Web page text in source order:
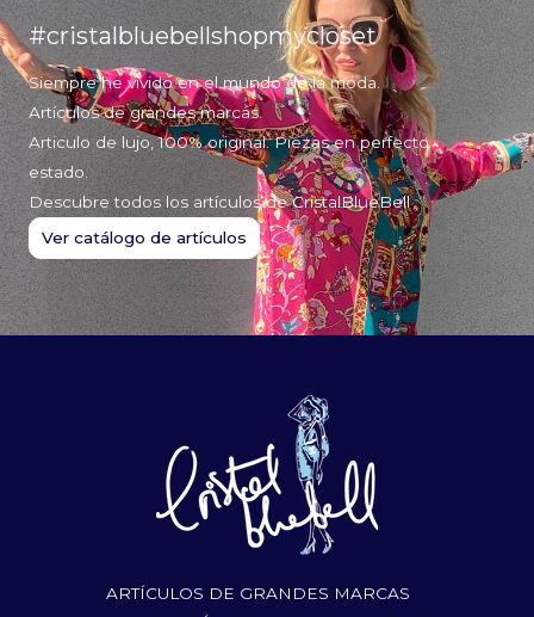
#cristalbluebellshopmycloset
Siempre he vivido en el mundo de la moda.
Artículos de grandes marcas.
Articulo de lujo, 100% original. Piezas en perfecto
estado.
Descubre todos los artículos de CristalBlueBell
Ver catálogo de artículos
ARTÍCULOS DE GRANDES MARCAS